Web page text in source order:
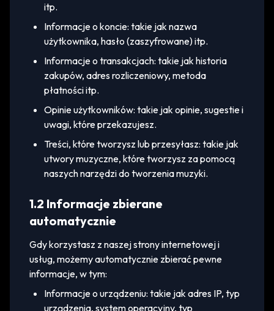
itp.
Informacje o koncie: takie jak nazwa
użytkownika, hasło (zaszyfrowane) itp.
Informacje o transakcjach: takie jak historia
zakupów, adres rozliczeniowy, metoda
płatności itp.
Opinie użytkowników: takie jak opinie, sugestie i
uwagi, które przekazujesz.
Treści, które tworzysz lub przesyłasz: takie jak
utwory muzyczne, które tworzysz za pomocą
naszych narzędzi do tworzenia muzyki.
1.2 Informacje zbierane
automatycznie
Gdy korzystasz z naszej strony internetowej i
usług, możemy automatycznie zbierać pewne
informacje, w tym:
Informacje o urządzeniu: takie jak adres IP, typ
urządzenia, system operacyjny, typ